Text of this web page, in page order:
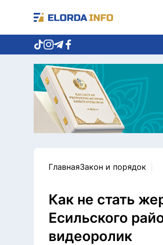
ГлавнаяЗакон и порядок
Как не стать
Есильского
видеоролик